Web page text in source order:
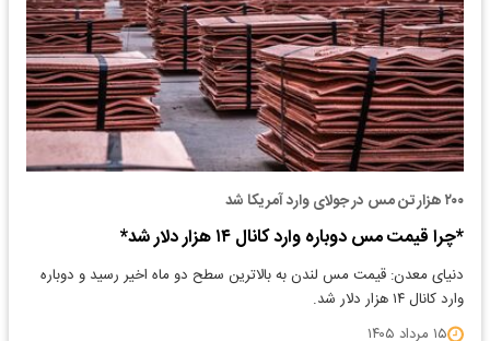
۲۰۰ هزار تن مس در جولای وارد آمریکا شد
*چرا قیمت مس دوباره وارد کانال ۱۴ هزار دلار شد*
دنیای معدن: قیمت مس لندن به بالاترین سطح دو ماه اخیر رسید و دوباره
وارد کانال ۱۴ هزار دلار شد.
۱۵ مرداد ۱۴۰۵